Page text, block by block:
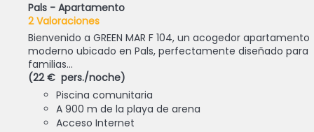
Pals - Apartamento
2 Valoraciones
Bienvenido a GREEN MAR F 104, un acogedor apartamento
moderno ubicado en Pals, perfectamente diseñado para
familias...
(22 € pers./noche)
Piscina comunitaria
A 900 m de la playa de arena
Acceso Internet